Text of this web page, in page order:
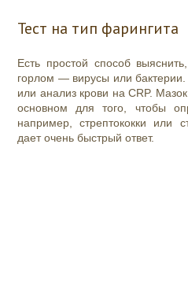
Тест на тип фарингита
Есть простой способ
горлом — вирусы или бактерии.
или анализ крови на CRP.
основном для того, чтобы
например, стрептококки или
дает очень быстрый ответ.